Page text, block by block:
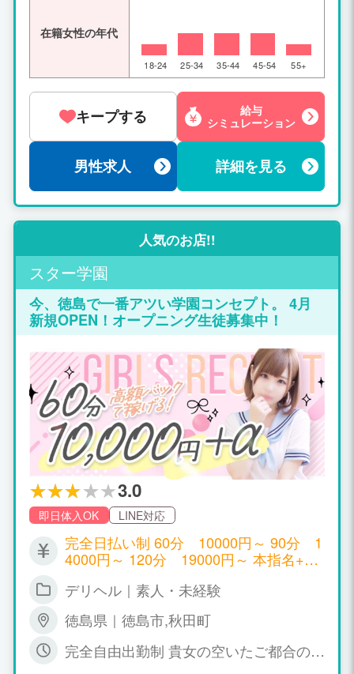
待ち致しております♫ きっと皆さんが不安に
思うことは、高収入でお金は欲しいけど…私
にもできるのかなぁ？ しかし、ちょっとだけ
勇気を出して面接をされた後の女の子達は皆
さん口を揃えて… 「もっと早く問い合わせし
ておけば良かった」 …と必ず言って頂いてお
りますので、メール・お電話から是非お問い
合わせしてみてください。
円 ・120分コース⇒30000円 合計72000
円 〇3日目 (女の子取り
分) ・120分コース⇒30000円 ・60分コ
ース⇒15000円 ・60分コース⇒15000円
120分コース⇒30000円 合計90000円 ※1
0日間のうち3日間だけで総額お持ち帰り
お給料は258000円です、残り7日間は5
時間待機として場合平均25000円として
合計258000円＋175000円＝433000円 体
験入店10日間で持って帰れる金額は608
000円です♪ ※10日間でもって帰れる金
額は出勤時間にもよりますが最低35万円
万円～470000万円平均です！！ ≪経験
者・他店からの移転・出戻りの方の女の
子体験入店お給料システム≫ ◎経験者、
出戻りの女の子にも超高収入♪ 『Newプ
ラン↓↓↓』 体験入店10日間のうち、2日
間はお給料は全額総取りとなっていま
す！ ◇体験入店10日間 (体験入店10日間
のうち、2日間はお給料は全額総取り) ◇
体験入店30日間 (入店30日間のうち、3
日間はお給料は全額総取り) ◇さらに入
店で一ヶ月に一回総取り！ (例6時間待機
の場合) 〇初日 (女の子取り
分) ・90分コース⇒21000円 ・60分コー
ス⇒15000円 ・120分コース⇒30000円
・120分コース⇒30000円 合計96000円
〇2日目 (女の子取り分)
・120分コース⇒30000円 ・60分コース
⇒15000円 ・60分コース⇒15000円 ・1
20分コース⇒30000円 合計90000円 ※10
日間のうち2日間だけで総額お持ち帰り
お給料は186000円です、残り8日間は6
時間待機として場合平均3万円として合
計186000円＋240000円＝426000円 体験
入店10日間で持って帰れる金額は42600
00円平均です！！ ※体験入店日は連続で
在籍女性の年代
18-24 25-34 35-44 45-54 55+
キープする
給与
シミュレーション
男性求人 詳細を見る
人気のお店!!
スター学園
今、徳島で一番アツい学園コンセプト。 4月
新規OPEN！オープニング生徒募集中！
3.0
即日体入OK LINE対応
完全日払い制 60分 10000円～ 90分 1
4000円～ 120分 19000円～ 本指名+10
＝+1000円 その他各種手当あり！ ご希
きます！
デリヘル｜素人・未経験
徳島県｜徳島市,秋田町
完全自由出勤制 貴女の空いたご都合の良